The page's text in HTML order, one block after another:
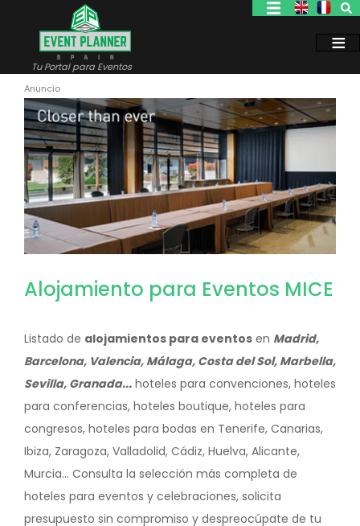
contenido
Tu Portal para Eventos
Alojamiento para Eventos MICE
Listado de alojamientos para eventos en Madrid,
Barcelona, Valencia, Málaga, Costa del Sol, Marbella,
Sevilla, Granada... hoteles para convenciones, hoteles
para conferencias, hoteles boutique, hoteles para
congresos, hoteles para bodas en Tenerife, Canarias,
Ibiza, Zaragoza, Valladolid, Cádiz, Huelva, Alicante,
Murcia... Consulta la selección más completa de
hoteles para eventos y celebraciones, solicita
presupuesto sin compromiso y despreocúpate de tu